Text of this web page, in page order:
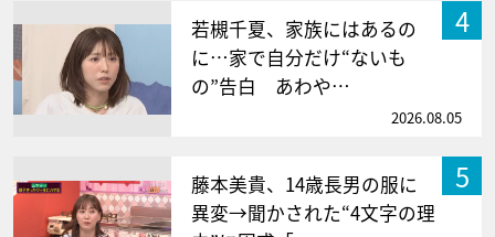
4
若槻千夏、家族にはあるの
に…家で自分だけ“ないも
の”告白 あわや…
2026.08.05
5
藤本美貴、14歳長男の服に
異変→聞かされた“4文字の理